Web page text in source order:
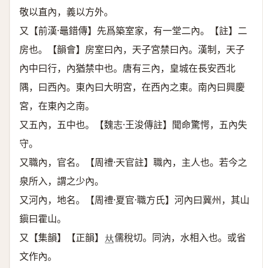
敬以直內，義以方外。
又【前漢·鼂錯傳】先爲築室家，有一堂二內。【註】二
房也。【韻會】房室曰內，天子宮禁曰內。漢制，天子
內中曰行，內猶禁中也。唐有三內，皇城在長安西北
隅，曰西內。東內曰大明宮，在西內之東。南內曰興慶
宮，在東內之南。
又五內，五中也。【魏志·王浚傳註】聞命驚愕，五內失
守。
又職內，官名。【周禮·天官註】職內，主人也。若今之
泉所入，謂之少內。
又河內，地名。【周禮·夏官·職方氏】河內曰冀州，其山
鎭曰霍山。
又【集韻】【正韻】 𠀤儒稅切。同汭，水相入也。或省
文作內。